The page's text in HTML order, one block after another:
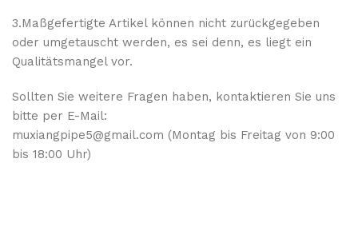
3.Maßgefertigte Artikel können nicht zurückgegeben
oder umgetauscht werden, es sei denn, es liegt ein
Qualitätsmangel vor.
Sollten Sie weitere Fragen haben, kontaktieren Sie uns
bitte per E-Mail:
muxiangpipe5@gmail.com (Montag bis Freitag von 9:00
bis 18:00 Uhr)